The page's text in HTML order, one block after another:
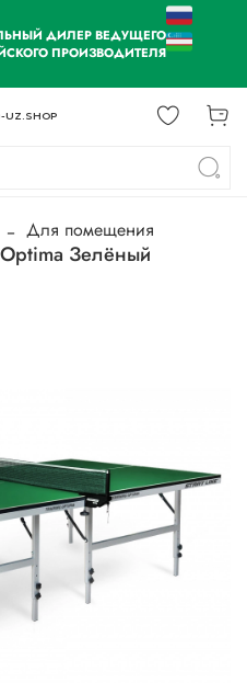
ДИЛЕР ВЕДУЩЕГО
ПРОИЗВОДИТЕЛЯ
UZ.SHOP
Для помещения
Зелёный